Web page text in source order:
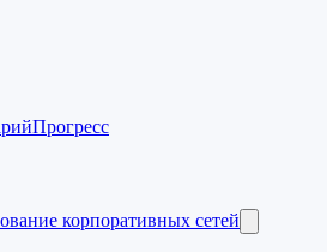
Прогресс
корпоративных сетей